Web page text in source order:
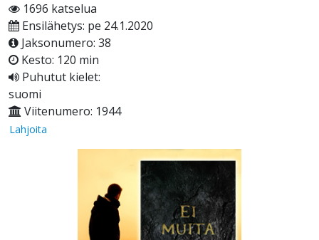
1696 katselua
Ensilähetys: pe 24.1.2020
Jaksonumero: 38
Kesto: 120 min
Puhutut kielet:
suomi
Viitenumero: 1944
Lahjoita